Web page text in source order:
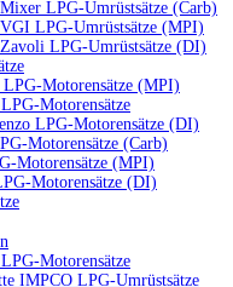
LPG-Umrüstsätze (Carb)
LPG-Umrüstsätze (MPI)
LPG-Umrüstsätze (DI)
LPG-Motorensätze (MPI)
Motorensätze
LPG-Motorensätze (DI)
Motorensätze (Carb)
Motorensätze (MPI)
Motorensätze (DI)
Motorensätze
IMPCO LPG-Umrüstsätze